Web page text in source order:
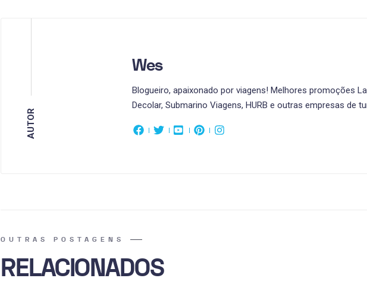
AUTOR
Wes
Blogueiro, apaixonado por viagens! Melhores promoções
Decolar, Submarino Viagens, HURB e outras empresas de
OUTRAS POSTAGENS
RELACIONADOS